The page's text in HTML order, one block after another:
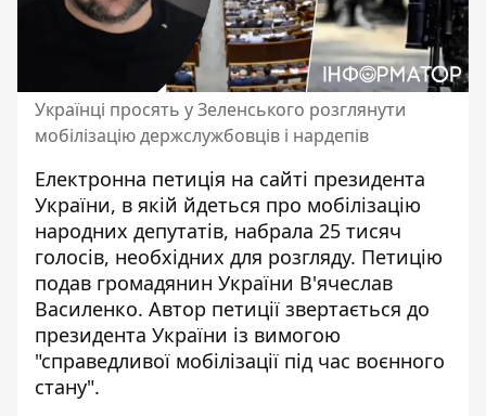
Українці просять у Зеленського розглянути
мобілізацію держслужбовців і нардепів
Електронна петиція на сайті президента
України, в якій йдеться про мобілізацію
народних депутатів, набрала 25 тисяч
голосів, необхідних для розгляду. Петицію
подав громадянин України В'ячеслав
Василенко. Автор петиції звертається до
президента України із вимогою
"справедливої мобілізації під час воєнного
стану".